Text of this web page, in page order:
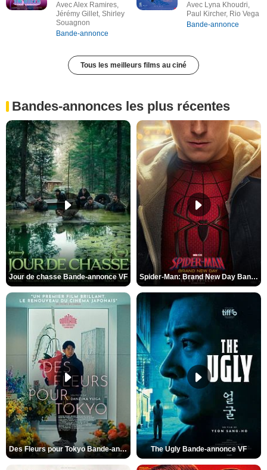
Avec Alex Ramires,
Jérémy Gillet, Shirley
Souagnon
Bande-annonce
Avec Lyna Khoudri,
Paul Kircher, Rio Vega
Bande-annonce
Tous les meilleurs films au ciné
Bandes-annonces les plus récentes
Jour de chasse Bande-annonce VF Spider-Man: Brand New Day Bande-annonce (3) VO STFR
Des Fleurs pour Tokyo Bande-annonce VO STFR The Ugly Bande-annonce VF